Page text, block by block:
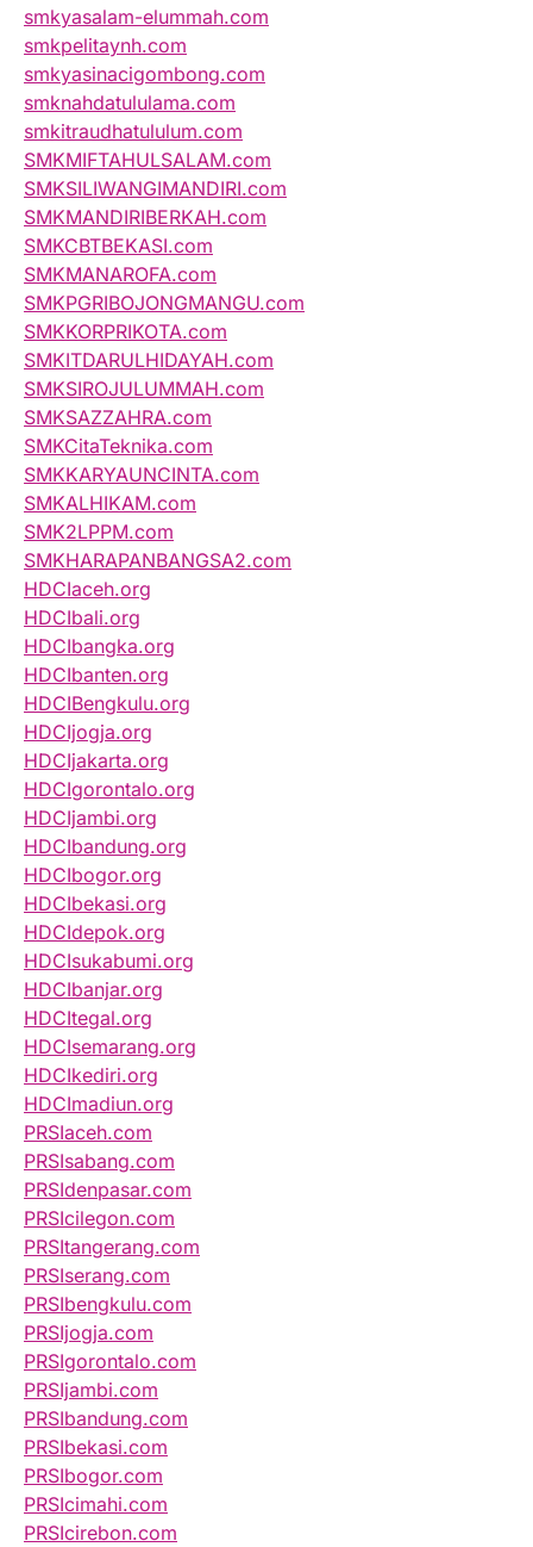
smkyasalam-elummah.com
smkpelitaynh.com
smkyasinacigombong.com
smknahdatululama.com
smkitraudhatululum.com
SMKMIFTAHULSALAM.com
SMKSILIWANGIMANDIRI.com
SMKMANDIRIBERKAH.com
SMKCBTBEKASI.com
SMKMANAROFA.com
SMKPGRIBOJONGMANGU.com
SMKKORPRIKOTA.com
SMKITDARULHIDAYAH.com
SMKSIROJULUMMAH.com
SMKSAZZAHRA.com
SMKCitaTeknika.com
SMKKARYAUNCINTA.com
SMKALHIKAM.com
SMK2LPPM.com
SMKHARAPANBANGSA2.com
HDCIaceh.org
HDCIbali.org
HDCIbangka.org
HDCIbanten.org
HDCIBengkulu.org
HDCIjogja.org
HDCIjakarta.org
HDCIgorontalo.org
HDCIjambi.org
HDCIbandung.org
HDCIbogor.org
HDCIbekasi.org
HDCIdepok.org
HDCIsukabumi.org
HDCIbanjar.org
HDCItegal.org
HDCIsemarang.org
HDCIkediri.org
HDCImadiun.org
PRSIaceh.com
PRSIsabang.com
PRSIdenpasar.com
PRSIcilegon.com
PRSItangerang.com
PRSIserang.com
PRSIbengkulu.com
PRSIjogja.com
PRSIgorontalo.com
PRSIjambi.com
PRSIbandung.com
PRSIbekasi.com
PRSIbogor.com
PRSIcimahi.com
PRSIcirebon.com